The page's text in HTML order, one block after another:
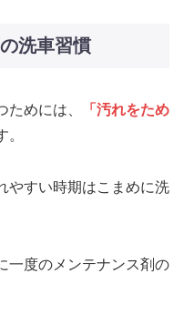
洗車習慣
めには、
「汚れをため
やすい時期はこまめに洗
一度のメンテナンス剤の